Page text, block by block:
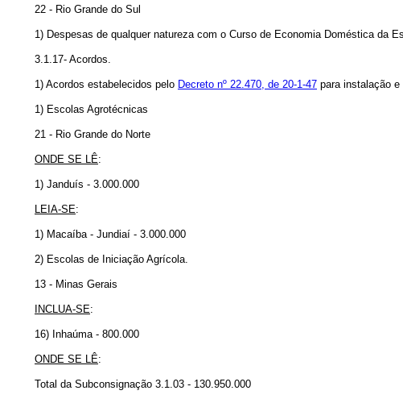
22 - Rio Grande do Sul
1) Despesas de qualquer natureza com o Curso de Economia Doméstica da
3.1.17- Acordos.
1) Acordos estabelecidos pelo Decreto nº 22.470, de 20-1-47 para instalação
1) Escolas Agrotécnicas
21 - Rio Grande do Norte
ONDE SE LÊ:
1) Janduís - 3.000.000
LEIA-SE:
1) Macaíba - Jundiaí - 3.000.000
2) Escolas de Iniciação Agrícola.
13 - Minas Gerais
INCLUA-SE:
16) Inhaúma - 800.000
ONDE SE LÊ:
Total da Subconsignação 3.1.03 - 130.950.000